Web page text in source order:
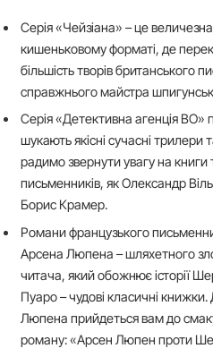
Серія «Чейзіана» – це
кишеньковому форматі, де
більшість творів британського
справжнього майстра
Серія «Детективна агенція ВО»
шукають якісні сучасні трилери
радимо звернути увагу на книги
письменників, як Олександр
Борис Крамер.
Романи французького
Арсена Люпена – шляхетного
читача, який обожнює історії
Пуаро – чудові класичні
Люпена прийдеться вам до
роману: «Арсен Люпен проти